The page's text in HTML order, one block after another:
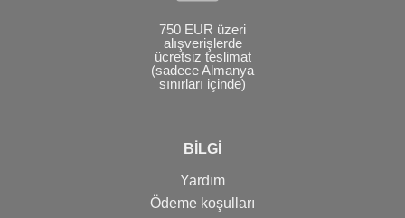
750 EUR üzeri
alışverişlerde
ücretsiz teslimat
(sadece Almanya
sınırları içinde)
BİLGİ
Yardım
Ödeme koşulları